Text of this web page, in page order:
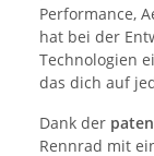
Performance,
hat bei der
Technologien
das dich auf
Dank der
Rennrad mit